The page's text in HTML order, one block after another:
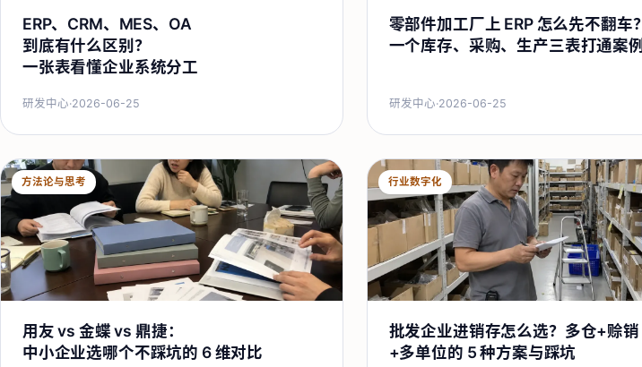
ERP、CRM、MES、OA
到底有什么区别？
一张表看懂企业系统分工
研发中心·2026-06-25
零部件加工厂上 ERP 怎么先不翻车？
一个库存、采购、生产三表打通案例
研发中心·2026-06-25
方法论与思考
用友 vs 金蝶 vs 鼎捷：
中小企业选哪个不踩坑的 6 维对比
行业数字化
批发企业进销存怎么选？多仓+赊销
+多单位的 5 种方案与踩坑